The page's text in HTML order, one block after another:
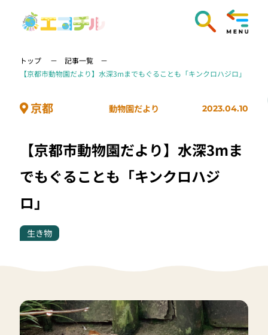
トップ
記事一覧
【京都市動物園だより】水深3mまでもぐることも「キンクロハジロ」
京都 動物園だより 2023.04.10
【京都市動物園だより】水深3mま
でもぐることも「キンクロハジ
ロ」
生き物